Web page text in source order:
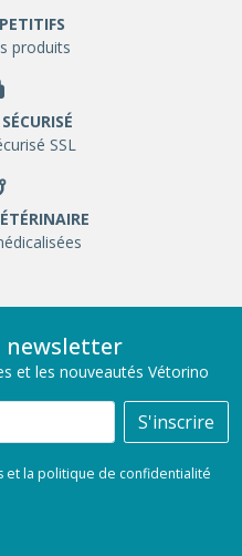
produits
SSL
newsletter
et les nouveautés Vétorino
S'inscrire
et la politique de confidentialité